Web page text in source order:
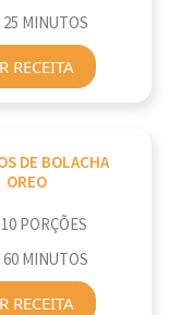
25 MINUTOS
RECEITA
DE BOLACHA
OREO
10 PORÇÕES
60 MINUTOS
RECEITA